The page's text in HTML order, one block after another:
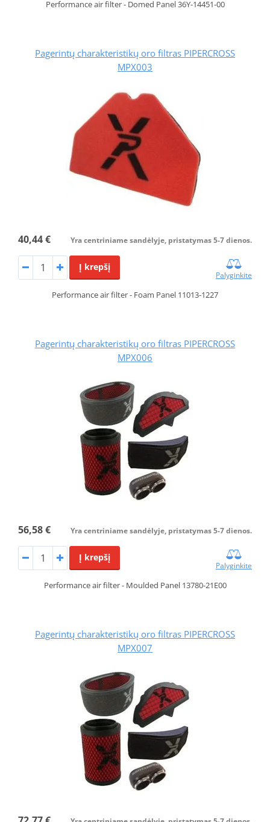
Performance air filter - Domed Panel 36Y-14451-00
Pagerintų charakteristikų oro filtras PIPERCROSS
MPX003
40,44 € Yra centriniame sandėlyje, pristatymas 5-7 dienos.
Į krepšį
Palyginkite
Performance air filter - Foam Panel 11013-1227
Pagerintų charakteristikų oro filtras PIPERCROSS
MPX006
56,58 € Yra centriniame sandėlyje, pristatymas 5-7 dienos.
Į krepšį
Palyginkite
Performance air filter - Moulded Panel 13780-21E00
Pagerintų charakteristikų oro filtras PIPERCROSS
MPX007